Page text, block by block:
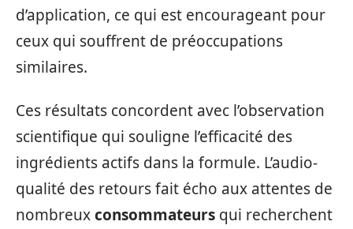
d’application, ce qui est encourageant pour
ceux qui souffrent de préoccupations
similaires.
Ces résultats concordent avec l’observation
scientifique qui souligne l’efficacité des
ingrédients actifs dans la formule. L’audio-
qualité des retours fait écho aux attentes de
nombreuxconsommateurs qui recherchent